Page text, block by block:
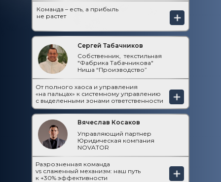
Команда – есть, а прибыль
не растет
Сергей Табачников
Собственник, текстильная
"Фабрика Табачникова"
Ниша “Производство”
От полного хаоса и управления
«на пальцах» к системному управлению
с выделенными зонами ответственности
Вячеслав Косаков
Управляющий партнер
Юридическая компания
NOVATOR
Разрозненная команда
vs слаженный механизм: наш путь
к +30% эффективности